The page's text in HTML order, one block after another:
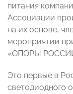
питания
Ассоциации
на их основе,
мероприятии
«ОПОРЫ
Это первые в
светодиодного